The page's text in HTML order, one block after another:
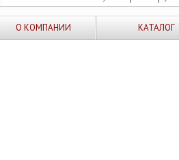
О КОМПАНИИ КАТАЛОГ